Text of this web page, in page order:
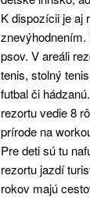
K dispozícii je aj
znevýhodnením.
psov. V areáli
tenis, stolný
futbal či
rezortu vedie 8
prírode na
Pre deti sú tu
rezortu jazdí
rokov majú